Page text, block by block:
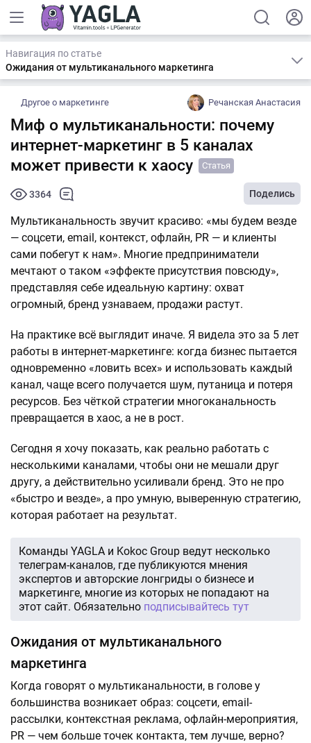
Навигация по статье
Ожидания от мультиканального маркетинга
Другое о маркетинге Речанская Анастасия
Миф о мультиканальности: почему
интернет-маркетинг в 5 каналах
может привести к хаосу
Статья
3364 Поделись
Мультиканальность звучит красиво: «мы будем везде
— соцсети, email, контекст, офлайн, PR — и клиенты
сами побегут к нам». Многие предприниматели
мечтают о таком «эффекте присутствия повсюду»,
представляя себе идеальную картину: охват
огромный, бренд узнаваем, продажи растут.
На практике всё выглядит иначе. Я видела это за 5 лет
работы в интернет-маркетинге: когда бизнес пытается
одновременно «ловить всех» и использовать каждый
канал, чаще всего получается шум, путаница и потеря
ресурсов. Без чёткой стратегии многоканальность
превращается в хаос, а не в рост.
Сегодня я хочу показать, как реально работать с
несколькими каналами, чтобы они не мешали друг
другу, а действительно усиливали бренд. Это не про
«быстро и везде», а про умную, выверенную стратегию,
которая работает на результат.
Команды YAGLA и Kokoc Group ведут несколько
телеграм-каналов, где публикуются мнения
экспертов и авторские лонгриды о бизнесе и
маркетинге, многие из которых не попадают на
этот сайт. Обязательно подписывайтесь тут
Ожидания от мультиканального
маркетинга
Когда говорят о мультиканальности, в голове у
большинства возникает образ: соцсети, email-
рассылки, контекстная реклама, офлайн-мероприятия,
PR — чем больше точек контакта, тем лучше, верно?